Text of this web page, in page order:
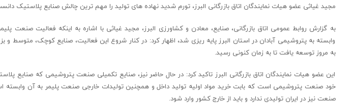
مجید غیاثی عضو هیات نمایندگان اتاق بازرگانی البرز، تورم شدید نهاده های تولید را مهم ترین چالش صنایع پلاستیک
وابسته به پتروشیمی آبادان در استان البرز پایه ریزی شد، اظهار کرد: در کنار شروع این فعالیت، صنایع کوچک، متوسط و
به مروز توسعه یافت تا به زمان کنونی رسید.
این عضو هیات نمایندگان اتاق بازرگانی البرز تاکید کرد: در حال حاضر نیز، صنایع تکمیلی صنعت پتروشیمی که صنایع
خود صنعت پتروشیمی است که بابت خرید مواد اولیه تولید داخل و همچنین تولیدات خارجی صنعت پلیمر به آن وابسته
صنعت نیز در ایران تولیدی ندارد و باید از خارج کشور وارد شود.